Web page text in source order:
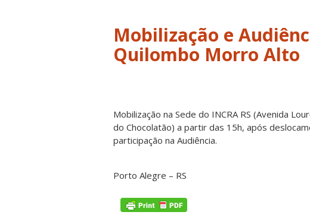
Mobilização e
Mobilização na Sede do INCRA RS (Avenida
do Chocolatão) a partir das 15h, após
participação na Audiência.
Porto Alegre – RS